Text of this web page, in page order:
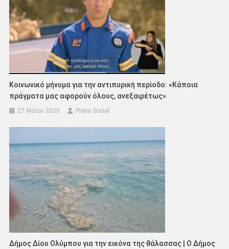
Κοινωνικό μήνυμα για την αντιπυρική περίοδο: «Κάποια
πράγματα μας αφορούν όλους, ανεξαιρέτως»
27 Μαΐου 2025 Pieria Social
Δήμος Δίου Ολύμπου για την εικόνα της θάλασσας | Ο Δήμος